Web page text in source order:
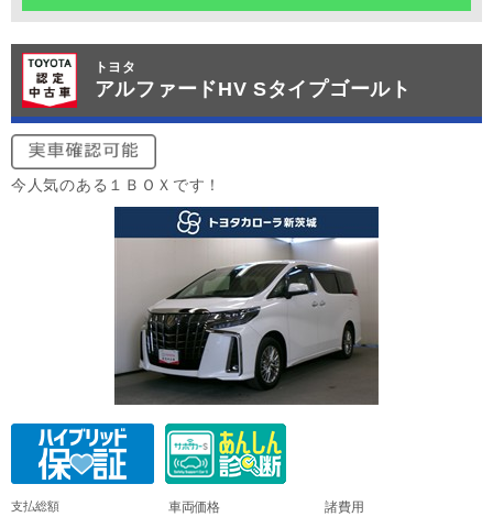
トヨタ
アルファードHV Sタイプゴールト
今人気のある１ＢＯＸです！
支払総額 車両価格 諸費用